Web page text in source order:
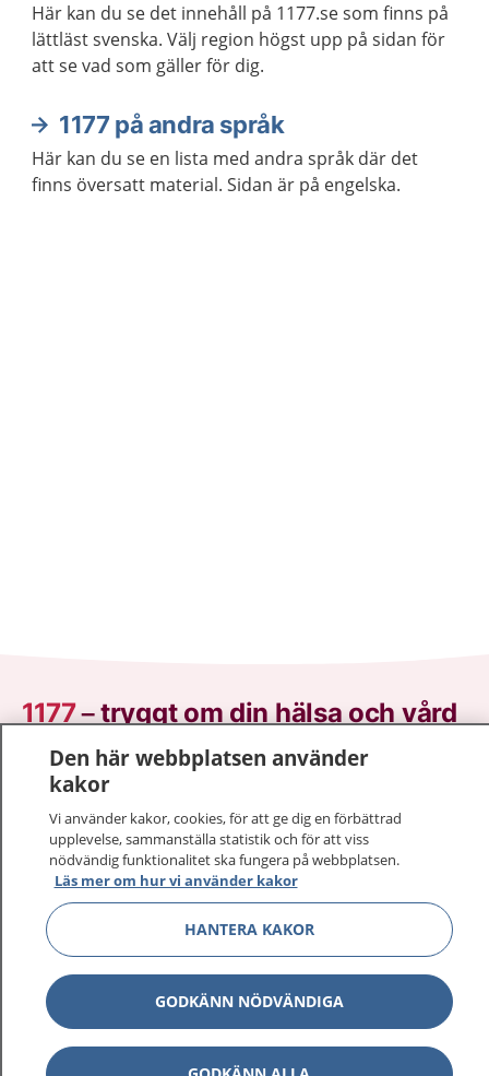
Här kan du se det innehåll på 1177.se som finns på
lättläst svenska. Välj region högst upp på sidan för
att se vad som gäller för dig.
1177 på andra språk
Här kan du se en lista med andra språk där det
finns översatt material. Sidan är på engelska.
1177–tryggt om din hälsa och vård
På 1177.se får du råd om hälsa och information om
sjukdomar och vilka mottagningar du kan kontakta.
Logga in för att läsa din journal och göra dina
vårdärenden. Ring telefonnummer 1177 för
sjukvårdsrådgivning dygnet runt.
1177 ger dig råd när du vill må bättre.
1177 på flera språk Visa
Den här webbplatsen använder
kakor
Vi använder kakor, cookies, för att ge dig en förbättrad
upplevelse, sammanställa statistik och för att viss
nödvändig funktionalitet ska fungera på webbplatsen.
Läs mer om hur vi använder kakor
HANTERA KAKOR
GODKÄNN NÖDVÄNDIGA